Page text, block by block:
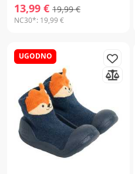
13,99 € 19,99 €
NC30*: 19,99 €
UGODNO